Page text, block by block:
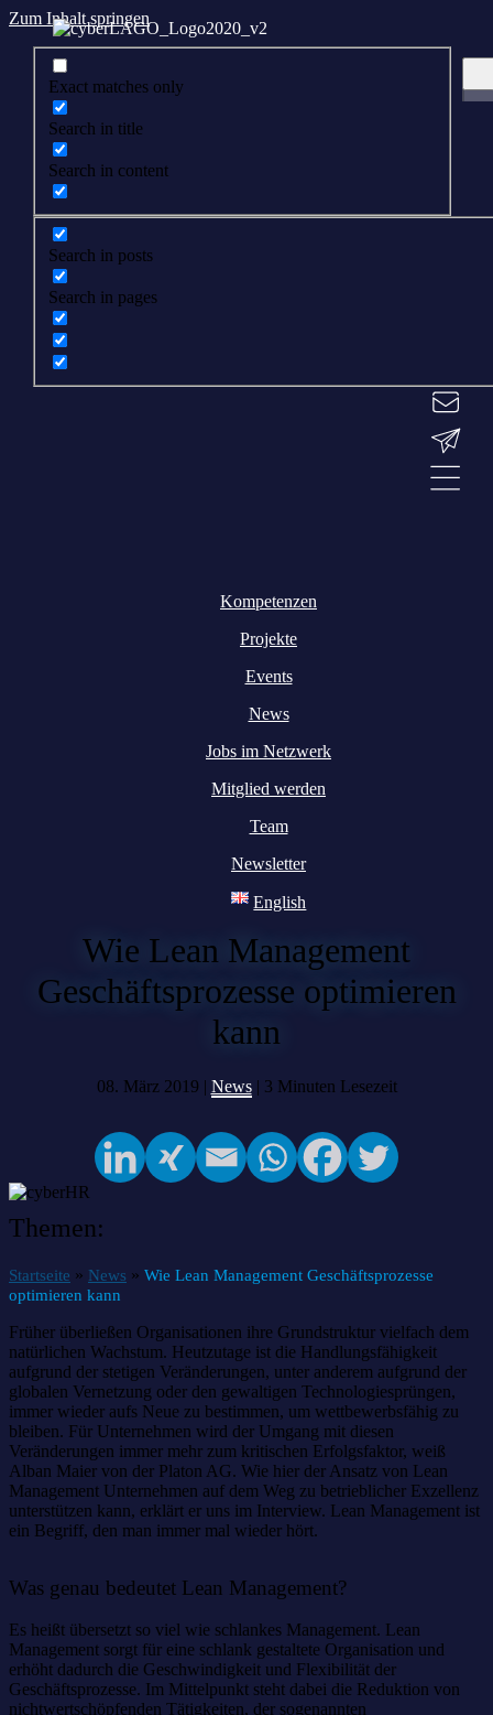
Zum Inhalt springen
Exact matches only
Search in title
Search in content
Search in posts
Search in pages
Kompetenzen
Projekte
Events
News
Jobs im Netzwerk
Mitglied werden
Team
Newsletter
English
Wie Lean Management
Geschäftsprozesse optimieren
kann
08. März 2019 | News| 3 Minuten Lesezeit
Themen:
Startseite » News » Wie Lean Management Geschäftsprozesse
optimieren kann
Früher überließen Organisationen ihre Grundstruktur vielfach dem
natürlichen Wachstum. Heutzutage ist die Handlungsfähigkeit
aufgrund der stetigen Veränderungen, unter anderem aufgrund der
globalen Vernetzung oder den gewaltigen Technologiesprüngen,
immer wieder aufs Neue zu bestimmen, um wettbewerbsfähig zu
bleiben. Für Unternehmen wird der Umgang mit diesen
Veränderungen immer mehr zum kritischen Erfolgsfaktor, weiß
Alban Maier von der Platon AG. Wie hier der Ansatz von Lean
Management Unternehmen auf dem Weg zu betrieblicher Exzellenz
unterstützen kann, erklärt er uns im Interview. Lean Management ist
ein Begriff, den man immer mal wieder hört.
Was genau bedeutet Lean Management?
Es heißt übersetzt so viel wie schlankes Management. Lean
Management sorgt für eine schlank gestaltete Organisation und
erhöht dadurch die Geschwindigkeit und Flexibilität der
Geschäftsprozesse. Im Mittelpunkt steht dabei die Reduktion von
nichtwertschöpfenden Tätigkeiten, der sogenannten